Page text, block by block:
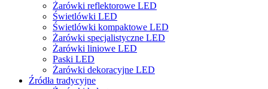
Żarówki reflektorowe LED
Świetlówki LED
Świetlówki kompaktowe LED
Żarówki specjalistyczne LED
Żarówki liniowe LED
Paski LED
Żarówki dekoracyjne LED
Źródła tradycyjne